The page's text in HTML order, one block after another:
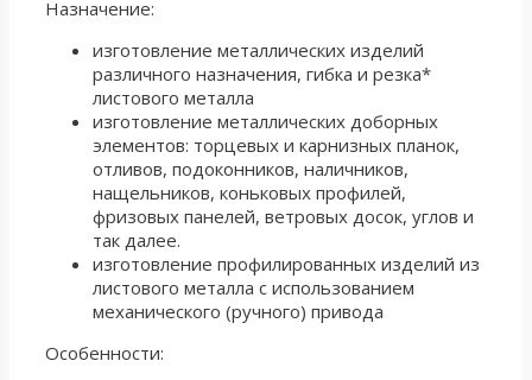
Назначение:
изготовление металлических изделий
различного назначения, гибка и резка*
листового металла
изготовление металлических доборных
элементов: торцевых и карнизных планок,
отливов, подоконников, наличников,
нащельников, коньковых профилей,
фризовых панелей, ветровых досок, углов и
так далее.
изготовление профилированных изделий из
листового металла с использованием
механического (ручного) привода
Особенности: